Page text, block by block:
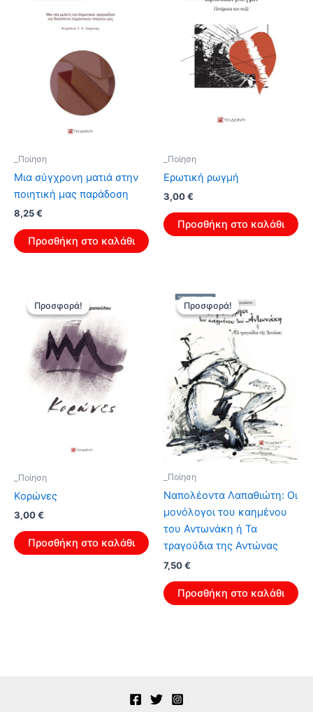
_Ποίηση
Μια σύγχρονη ματιά στην
ποιητική μας παράδοση
Original
was:
13,20 €.
8,25€
τιμή
είναι:
Προσθήκη στο καλάθι
_Ποίηση
Ερωτική ρωγμή
Original
was:
4,80 €.
3,00€
τιμή
είναι:
Προσθήκη στο καλάθι
Προσφορά!
Προσφορά!
_Ποίηση
Κορώνες
Original
was:
4,80 €.
3,00€
τιμή
είναι:
Προσθήκη στο καλάθι
Προσφορά!
Προσφορά!
_Ποίηση
Ναπολέοντα Λαπαθιώτη: Οι
μονόλογοι του καημένου
του Αντωνάκη ή Τα
τραγούδια της Αντώνας
Original
was:
12,00 €.
7,50€
τιμή
είναι:
Προσθήκη στο καλάθι